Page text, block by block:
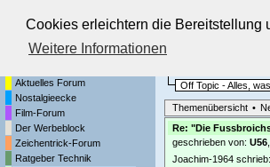
Cookies erleichtern die Bereitstellung
Weitere Informationen
Die Fernseh-
Aktuelles Forum
Nostalgieecke
Film-Forum
Der Werbeblock
Zeichentrick-Forum
Ratgeber Technik
Off Topic - Alles,
Themenübersicht •
Re: "Die
geschrieben von: U56
Joachim-1964 schrieb: